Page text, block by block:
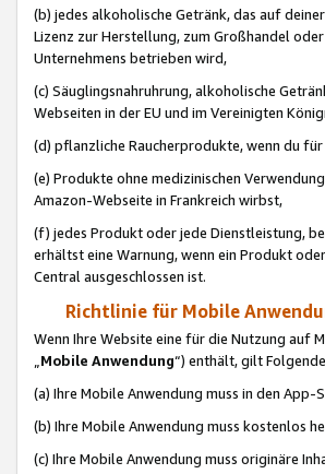
(b) jedes alkoholische Getränk, das auf
Lizenz zur Herstellung, zum Großhandel
Unternehmens betrieben wird,
(c) Säuglingsnahruhrung, alkoholische
Webseiten in der EU und im Vereinigten
(d) pflanzliche Raucherprodukte, wenn du
(e) Produkte ohne medizinischen
Amazon-Webseite in Frankreich wirbst,
(f) jedes Produkt oder jede Dienstleistung,
erhältst eine Warnung, wenn ein Produkt
Central ausgeschlossen ist.
Richtlinie für Mobile
Wenn Ihre Website eine für die Nutzung auf
„Mobile Anwendung“) enthält, gilt
(a) Ihre Mobile Anwendung muss in den
(b) Ihre Mobile Anwendung muss kostenlos
(c) Ihre Mobile Anwendung muss originäre